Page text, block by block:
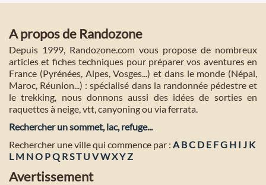
A propos de Randozone
Depuis 1999, Randozone.com vous propose de nombreux
articles et fiches techniques pour préparer vos aventures en
France (Pyrénées, Alpes, Vosges...) et dans le monde (Népal,
Maroc, Réunion...) : spécialisé dans la randonnée pédestre et
le trekking, nous donnons aussi des idées de sorties en
raquettes à neige, vtt, canyoning ou via ferrata.
Rechercher un sommet, lac, refuge...
Rechercher une ville qui commence par : A BC D E FG H I J K
L M NO PQ RST U VWXYZ
Avertissement